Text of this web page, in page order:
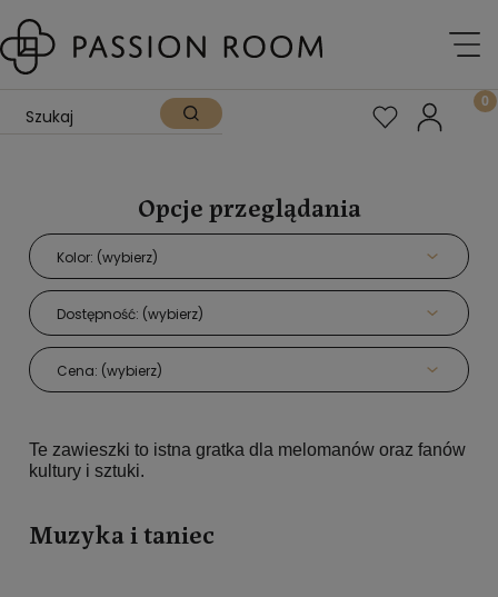
Opcje przeglądania
Kolor: (wybierz)
Dostępność: (wybierz)
Cena: (wybierz)
Te zawieszki to istna gratka dla melomanów oraz fanów
kultury i sztuki.
Muzyka i taniec